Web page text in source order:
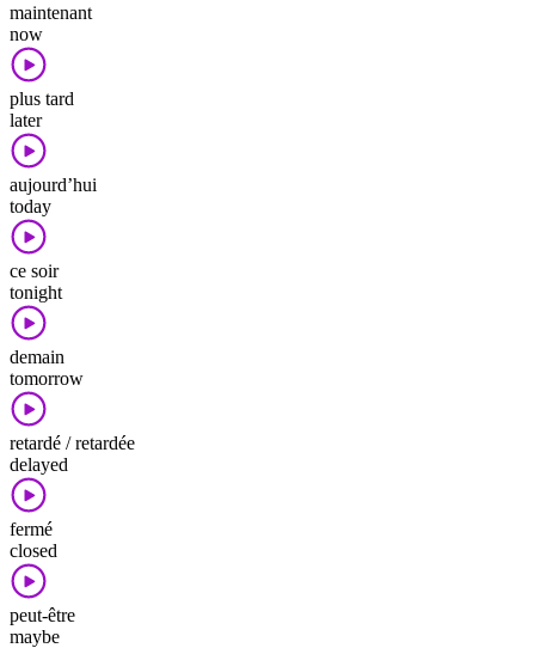
maintenant
now
plus tard
later
aujourd’hui
today
ce soir
tonight
demain
tomorrow
retardé / retardée
delayed
fermé
closed
peut-être
maybe